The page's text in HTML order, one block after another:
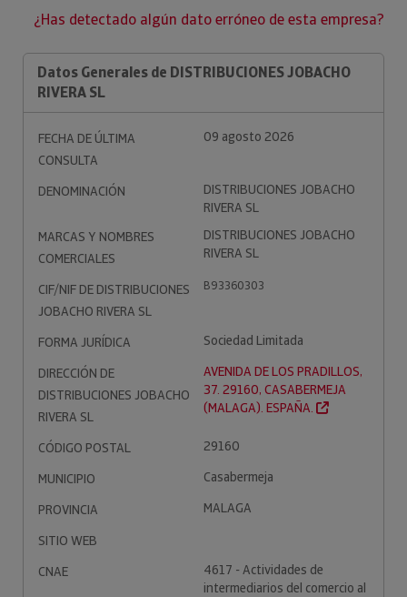
¿Has detectado algún dato erróneo de esta empresa?
Datos Generales de DISTRIBUCIONES JOBACHO
RIVERA SL
FECHA DE ÚLTIMA
CONSULTA
09 agosto 2026
DENOMINACIÓN
DISTRIBUCIONES JOBACHO
RIVERA SL
MARCAS Y NOMBRES
COMERCIALES
DISTRIBUCIONES JOBACHO
RIVERA SL
CIF/NIF DE DISTRIBUCIONES
JOBACHO RIVERA SL
B93360303
FORMA JURÍDICA
Sociedad Limitada
DIRECCIÓN DE
DISTRIBUCIONES JOBACHO
RIVERA SL
AVENIDA DE LOS PRADILLOS,
37. 29160, CASABERMEJA
(MALAGA). ESPAÑA.
CÓDIGO POSTAL
29160
MUNICIPIO
Casabermeja
PROVINCIA
MALAGA
SITIO WEB
CNAE
4617 - Actividades de
intermediarios del comercio al